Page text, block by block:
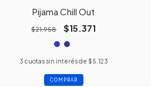
Pijama Chill Out
$21.958 $15.371
3 cuotas sin interés de $5.123
COMPRAR